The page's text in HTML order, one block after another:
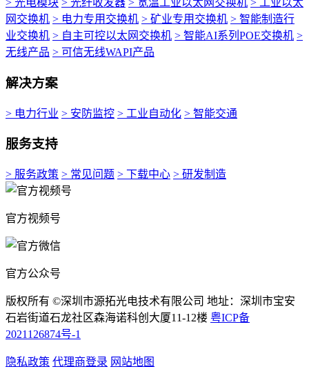
> 光电模块 > 光纤收发器 > 宽温工业以太网交换机 > 工业以太
网交换机 > 电力专用交换机 > 矿业专用交换机 > 智能制造行
业交换机 > 自主可控以太网交换机 > 智能AI系列POE交换机 >
无线产品 > 可信无线WAPI产品
解决方案
> 电力行业 > 安防监控 > 工业自动化 > 智能交通
服务支持
> 服务政策 > 常见问题 > 下载中心 > 研发制造
官方视频号
官方公众号
版权所有 ©深圳市源拓光电技术有限公司 地址：深圳市宝安
石岩街道石龙社区森海诺科创大厦11-12楼 粤ICP备
2021126874号-1
隐私政策 代理商登录 网站地图